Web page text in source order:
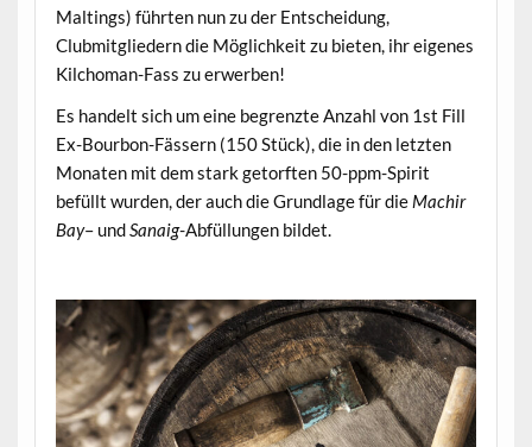
Maltings) führten nun zu der Entscheidung,
Clubmitgliedern die Möglichkeit zu bieten, ihr eigenes
Kilchoman-Fass zu erwerben!
Es handelt sich um eine begrenzte Anzahl von 1st Fill
Ex-Bourbon-Fässern (150 Stück), die in den letzten
Monaten mit dem stark getorften 50-ppm-Spirit
befüllt wurden, der auch die Grundlage für die Machir
Bay– undSanaig-Abfüllungen bildet.